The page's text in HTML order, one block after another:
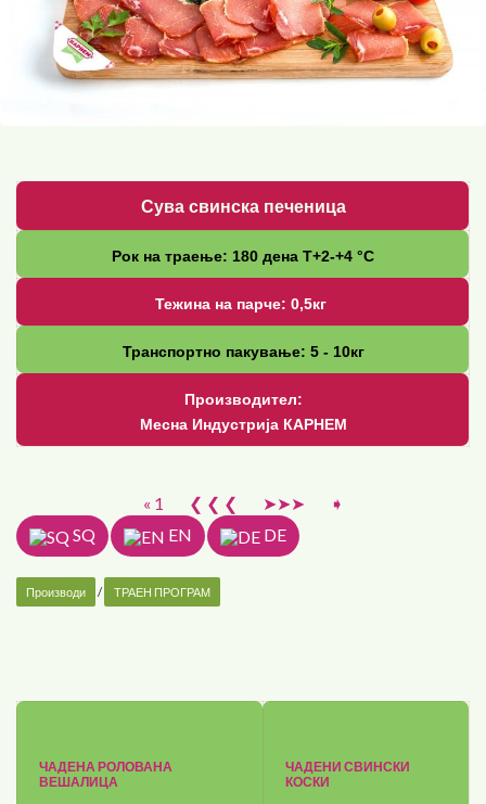
Сува свинска печеница
Рок на траење: 180 дена Т+2-+4 °С
Тежина на парче: 0,5кг
Транспортно пакување: 5 - 10кг
Производител:
Месна Индустрија КАРНЕМ
« 1 ❮ ❮ ❮ ➤➤➤
➧
SQ
EN DE
Производи / ТРАЕН ПРОГРАМ
ЧАДЕНА РОЛОВАНА
ВЕШАЛИЦА
ЧАДЕНИ СВИНСКИ
КОСКИ